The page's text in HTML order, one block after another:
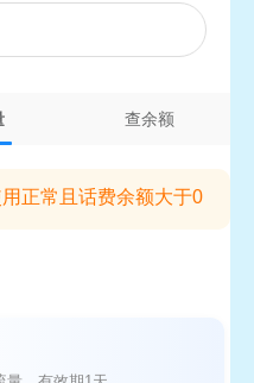
查余额
正常且话费余额大于0